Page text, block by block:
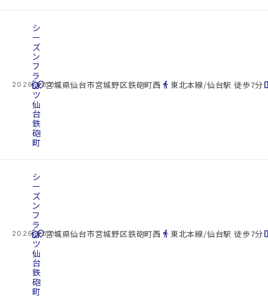
2026.08.09
cottage
シ
ー
ズ
ン
フ
ラ
ッ
ツ
仙
台
鉄
砲
町
location_on宮城県仙台市宮城野区鉄砲町西 directions_walk 東北本線/仙台駅 徒歩7分
2026.08.09
cottage
シ
ー
ズ
ン
フ
ラ
ッ
ツ
仙
台
鉄
砲
町
location_on宮城県仙台市宮城野区鉄砲町西 directions_walk 東北本線/仙台駅 徒歩7分